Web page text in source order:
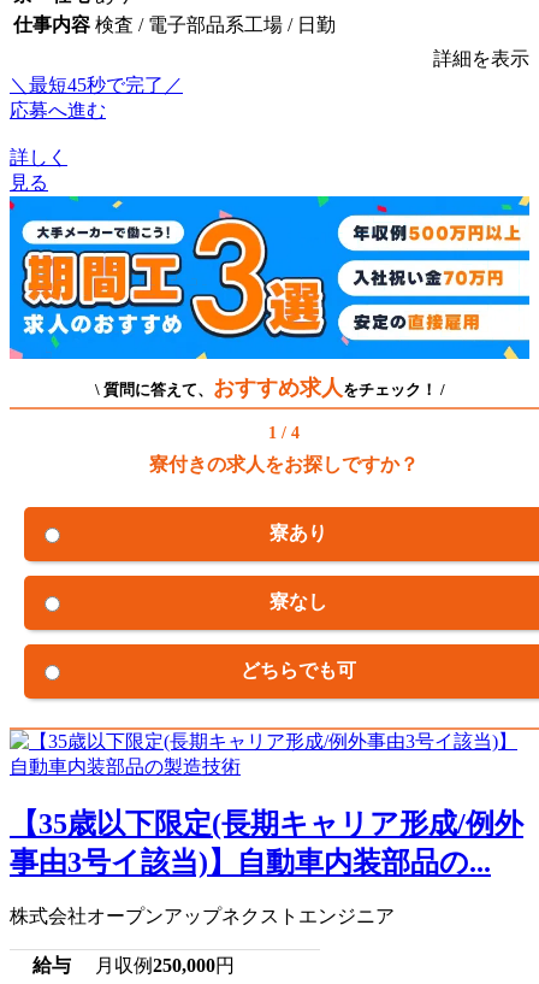
仕事内容 検査 / 電子部品系工場 / 日勤
詳細を表示
＼最短45秒で完了／
応募へ進む
詳しく
見る
\ 質問に答えて、 おすすめ求人 をチェック！ /
1 / 4
寮付きの求人をお探しですか？
寮あり
寮なし
どちらでも可
【35歳以下限定(長期キャリア形成/例外
事由3号イ該当)】自動車内装部品の...
株式会社オープンアップネクストエンジニア
給与 月収例250,000円